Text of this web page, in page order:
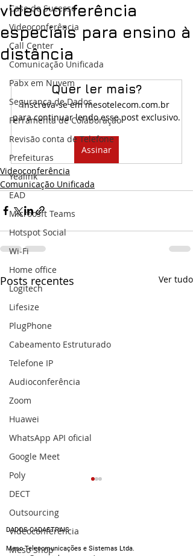
Case de Sucesso
Videoconferência
Call Center
Comunicação Unificada
Pabx em Nuvem
Segurança de Dados
Ferramenta de Colaboração
Revisão conta de Telefone
Prefeituras
Yealink
EAD
Microosft Teams
Hotspot Social
Wi-Fi
Home office
Logitech
Lifesize
PlugPhone
Cabeamento Estruturado
Telefone IP
Audioconferência
Zoom
Huawei
WhatsApp API oficial
Google Meet
Poly
DECT
Outsourcing
Videoconferência
Meso Shop
videoconferência
especiais para ensino à
distância
Quer ler mais?
Inscreva-se em mesotelecom.com.br
para continuar lendo esse post exclusivo.
Assinar
Videoconferência
Comunicação Unificada
Posts recentes Ver tudo
DADOS CADASTRAIS
Meso Telecomunicações e Sistemas Ltda.